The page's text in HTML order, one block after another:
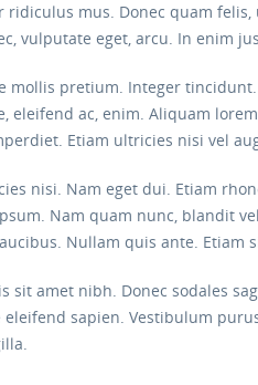
mus. Donec quam
vulputate eget, arcu. In enim
mollis pretium. Integer
eleifend ac, enim. Aliquam
Etiam ultricies nisi vel
nisi. Nam eget dui. Etiam
Nam quam nunc, blandit
Nullam quis ante. Etiam
sit amet nibh. Donec sodales
sapien. Vestibulum